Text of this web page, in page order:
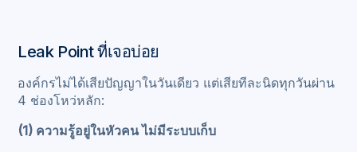
Leak Point ที่เจอบ่อย
องค์กรไม่ได้เสียปัญญาในวันเดียว แต่เสียทีละนิดทุกวันผ่าน
4 ช่องโหว่หลัก:
(1) ความรู้อยู่ในหัวคน ไม่มีระบบเก็บ